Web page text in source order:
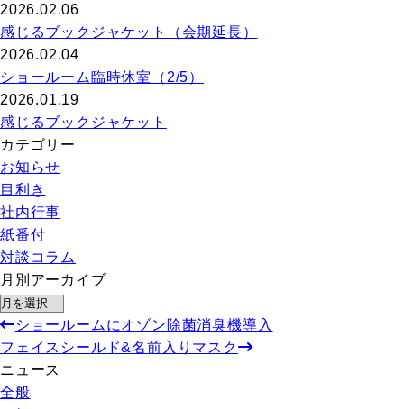
2026.02.06
感じるブックジャケット（会期延長）
2026.02.04
ショールーム臨時休室（2/5）
2026.01.19
感じるブックジャケット
カテゴリー
お知らせ
目利き
社内行事
紙番付
対談コラム
月別アーカイブ
ショールームにオゾン除菌消臭機導入
フェイスシールド&名前入りマスク
ニュース
全般